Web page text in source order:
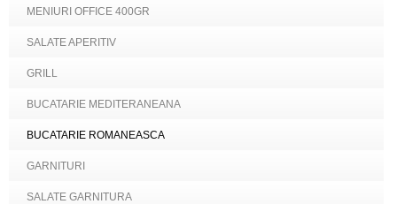
MENIURI OFFICE 400GR
SALATE APERITIV
GRILL
BUCATARIE MEDITERANEANA
BUCATARIE ROMANEASCA
GARNITURI
SALATE GARNITURA